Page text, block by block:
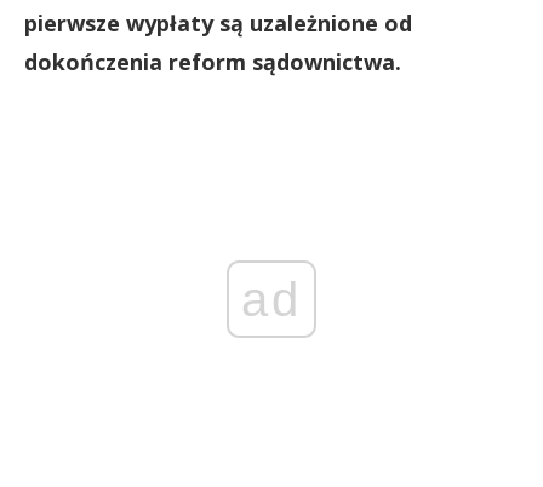
pierwsze wypłaty są uzależnione od
dokończenia reform sądownictwa.
ad